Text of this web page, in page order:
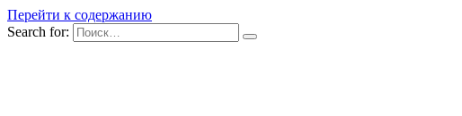
Перейти к содержанию
Search for: